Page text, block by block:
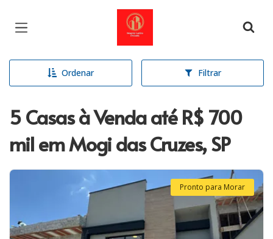
Página inicial
Ordenar Filtrar
5 Casas à Venda até R$ 700
mil em Mogi das Cruzes, SP
Pronto para Morar